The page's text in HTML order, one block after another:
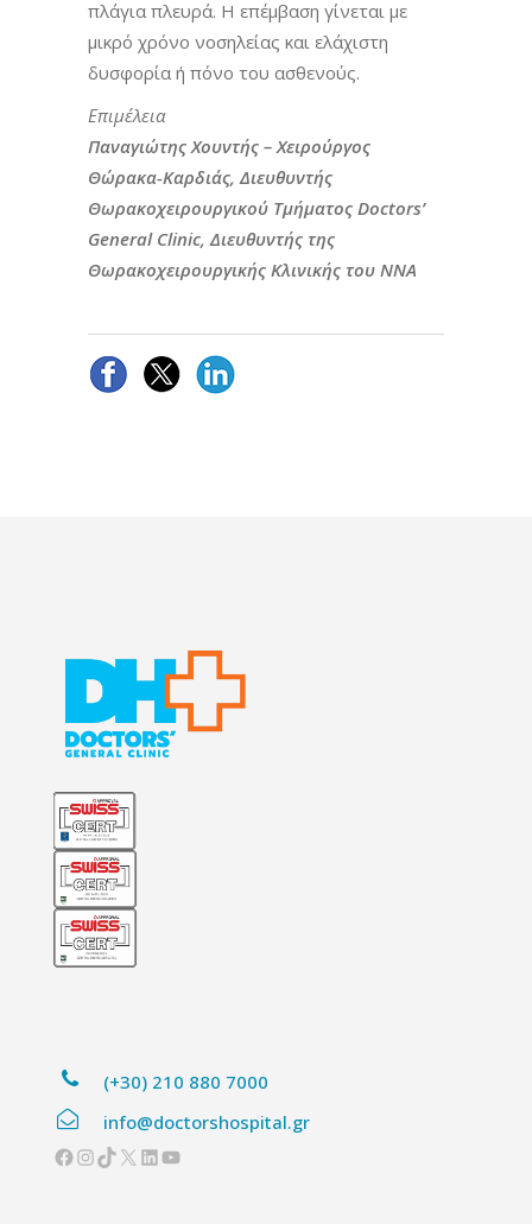
πλάγια πλευρά. Η επέμβαση γίνεται με
μικρό χρόνο νοσηλείας και ελάχιστη
δυσφορία ή πόνο του ασθενούς.
Επιμέλεια
Παναγιώτης Χουντής – Χειρούργος
Θώρακα-Καρδιάς, Διευθυντής
Θωρακοχειρουργικού Τμήματος Doctors’
General Clinic, Διευθυντής της
Θωρακοχειρουργικής Κλινικής του ΝΝΑ
(+30) 210 880 7000
info@doctorshospital.gr
Facebook
Instagram
TikTok
X Linkedin
YouTube